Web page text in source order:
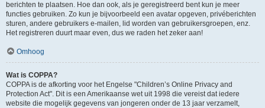
berichten te plaatsen. Hoe dan ook, als je geregistreerd bent kun je meer
functies gebruiken. Zo kun je bijvoorbeeld een avatar opgeven, privéberichten
sturen, andere gebruikers e-mailen, lid worden van gebruikersgroepen, enz.
Het registreren duurt maar even, dus we raden het zeker aan!
Omhoog
Wat is COPPA?
COPPA is de afkorting voor het Engelse "Children’s Online Privacy and
Protection Act". Dit is een Amerikaanse wet uit 1998 die vereist dat iedere
website die mogelijk gegevens van jongeren onder de 13 jaar verzamelt,